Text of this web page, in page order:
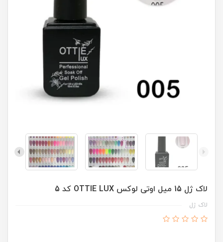
لاک ژل 15 میل اوتی لوکس OTTIE LUX کد 5
لاک ژل